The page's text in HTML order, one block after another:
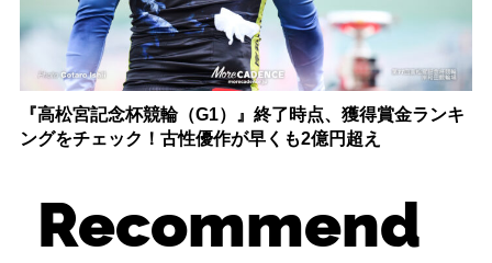
『高松宮記念杯競輪（G1）』終了時点、獲得賞金ランキ
ングをチェック！古性優作が早くも2億円超え
Recommend